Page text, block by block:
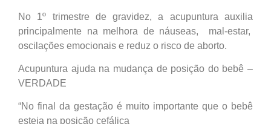
No 1º trimestre de gravidez, a acupuntura auxilia
principalmente na melhora de náuseas, mal-estar,
oscilações emocionais e reduz o risco de aborto.
Acupuntura ajuda na mudança de posição do bebê –
VERDADE
“No final da gestação é muito importante que o bebê
esteja na posição cefálica